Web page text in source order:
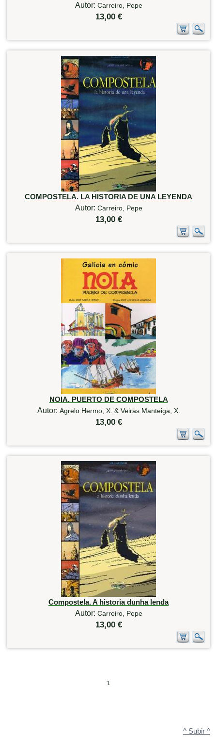
Autor: Carreiro, Pepe
13,00 €
COMPOSTELA. LA HISTORIA DE UNA LEYENDA
Autor: Carreiro, Pepe
13,00 €
NOIA. PUERTO DE COMPOSTELA
Autor: Agrelo Hermo, X. & Veiras Manteiga, X.
13,00 €
Compostela. A historia dunha lenda
Autor: Carreiro, Pepe
13,00 €
1
^ Subir ^